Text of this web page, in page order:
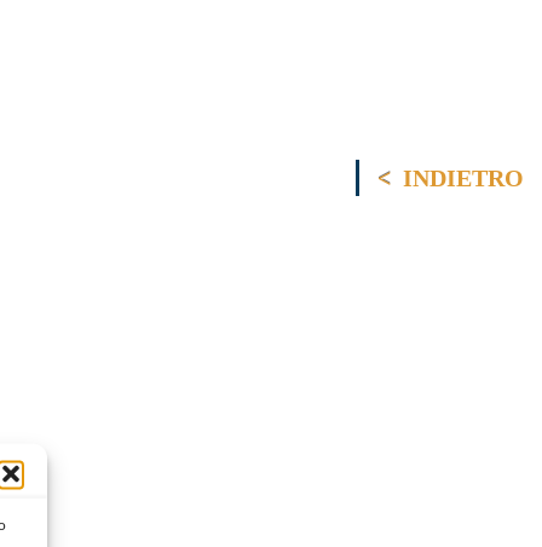
INDIETRO